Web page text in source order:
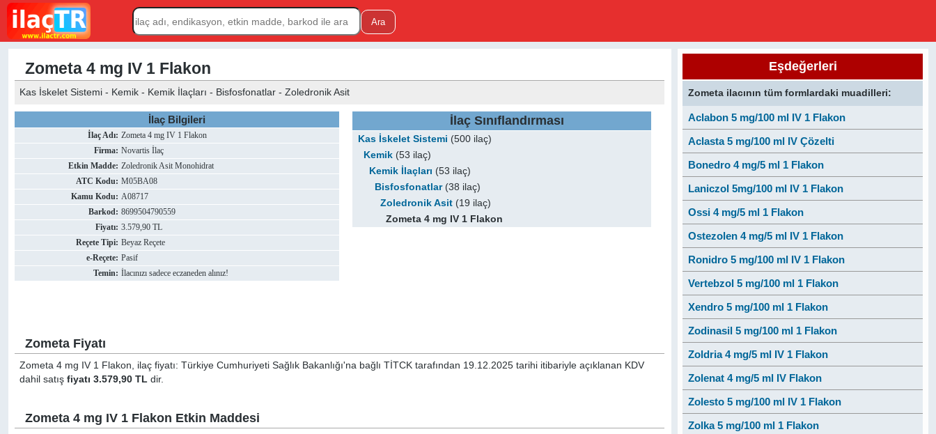
Zometa 4 mg IV 1 Flakon
Kas İskelet Sistemi - Kemik - Kemik İlaçları - Bisfosfonatlar - Zoledronik Asit
İlaç Bilgileri
İlaç Adı: Zometa 4 mg IV 1 Flakon
Firma: Novartis İlaç
Etkin Madde: Zoledronik Asit Monohidrat
ATC Kodu: M05BA08
Kamu Kodu: A08717
Barkod: 8699504790559
Fiyatı: 3.579,90 TL
Reçete Tipi: Beyaz Reçete
e-Reçete: Pasif
Temin: İlacınızı sadece eczaneden alınız!
İlaç Sınıflandırması
Kas İskelet Sistemi (500 ilaç)
Kemik (53 ilaç)
Kemik İlaçları (53 ilaç)
Bisfosfonatlar(38 ilaç)
Zoledronik Asit (19 ilaç)
Zometa 4 mg IV 1 Flakon
Zometa Fiyatı
Zometa 4 mg IV 1 Flakon, ilaç fiyatı: Türkiye Cumhuriyeti Sağlık Bakanlığı'na bağlı TİTCK tarafından 19.12.2025 tarihi itibariyle açıklanan KDV
dahil satışfiyatı 3.579,90 TL dir.
Zometa 4 mg IV 1 Flakon Etkin Maddesi
Eşdeğerleri
Zometa ilacının tüm formlardaki muadilleri:
Aclabon 5 mg/100 ml IV 1 Flakon
Aclasta 5 mg/100 ml IV Çözelti
Bonedro 4 mg/5 ml 1 Flakon
Laniczol 5mg/100 ml IV 1 Flakon
Ossi 4 mg/5 ml 1 Flakon
Ostezolen 4 mg/5 ml IV 1 Flakon
Ronidro 5 mg/100 ml IV 1 Flakon
Vertebzol 5 mg/100 ml 1 Flakon
Xendro 5 mg/100 ml 1 Flakon
Zodinasil 5 mg/100 ml 1 Flakon
Zoldria 4 mg/5 ml IV 1 Flakon
Zolenat 4 mg/5 ml IV Flakon
Zolesto 5 mg/100 ml IV 1 Flakon
Zolka 5 mg/100 ml 1 Flakon